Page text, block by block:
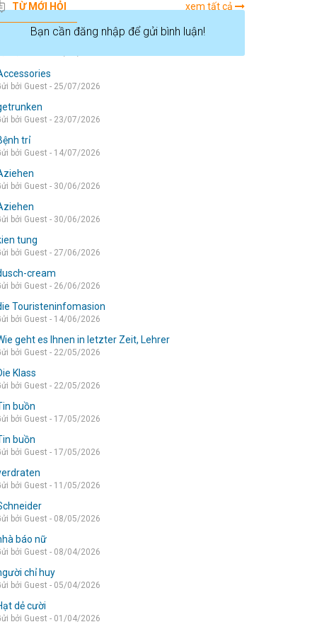
Bạn cần đăng nhập để gửi bình luận!
TỪ MỚI HỎI xem tất cả
die wohnung
bởi Guest - 25/07/2026
bởi Guest - 23/07/2026
trỉ
bởi Guest - 14/07/2026
bởi Guest - 30/06/2026
bởi Guest - 30/06/2026
tung
bởi Guest - 27/06/2026
cream
bởi Guest - 26/06/2026
Touristeninfomasion
bởi Guest - 14/06/2026
geht es Ihnen in letzter Zeit, Lehrer
bởi Guest - 22/05/2026
Klass
bởi Guest - 22/05/2026
buồn
bởi Guest - 17/05/2026
buồn
bởi Guest - 17/05/2026
bởi Guest - 11/05/2026
bởi Guest - 08/05/2026
báo nữ
bởi Guest - 08/04/2026
chỉ huy
bởi Guest - 05/04/2026
dẻ cười
bởi Guest - 01/04/2026